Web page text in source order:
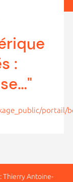
:
portail/
Antoine-